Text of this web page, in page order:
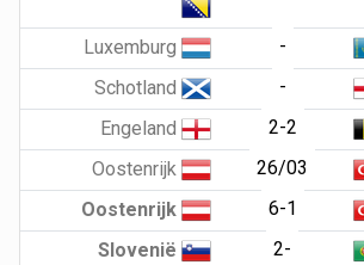
Luxemburg -
Schotland
-
Engeland
2-2
Oostenrijk
26/03
Oostenrijk
6-1
Slovenië
2-